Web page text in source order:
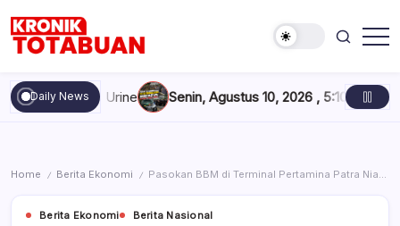
content
Totabuan
hari
ini
Kronik
Daily News
Dites Urine Senin, Agustus 10, 2026 , 5:10 PMPebalap Tim
Home / Berita Ekonomi / Pasokan BBM di Terminal Pertamina Patra Niaga Mencukupi, Penyaluran dan Distribusi Dioptimalkan
Berita Ekonomi Berita Nasional